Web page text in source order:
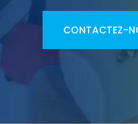
CONTACTEZ-